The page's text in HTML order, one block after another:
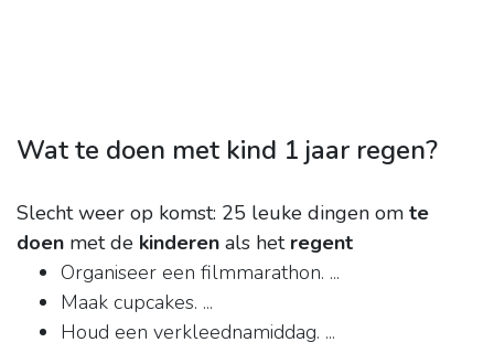
Wat te doen met kind 1 jaar regen?
Slecht weer op komst: 25 leuke dingen om te
doen met de kinderen als het regent
Organiseer een filmmarathon. ...
Maak cupcakes. ...
Houd een verkleednamiddag. ...